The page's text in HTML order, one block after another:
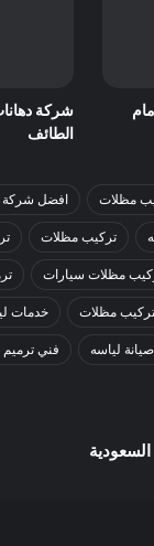
شركة
الطائف
مظلات افضل شركة
تركيب مظلات
مظلات سيارات
مظلات خدمات
صيانة لياسه فني ترميم